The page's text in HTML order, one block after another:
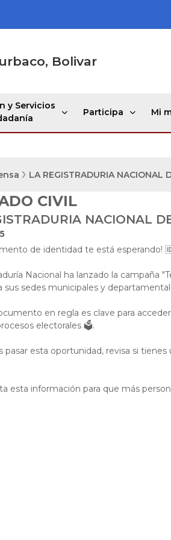
Bolivar
y Servicios
Participa Mi
LA REGISTRADURIA NACIONAL
CIVIL
NACIONAL
de identidad te está esperando!
Nacional ha lanzado la campaña
sus sedes municipales y
en regla es clave para
electorales 🗳️.
pasar esta oportunidad, revisa si
esta información para que más